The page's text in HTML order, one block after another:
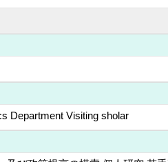
Department Visiting sholar